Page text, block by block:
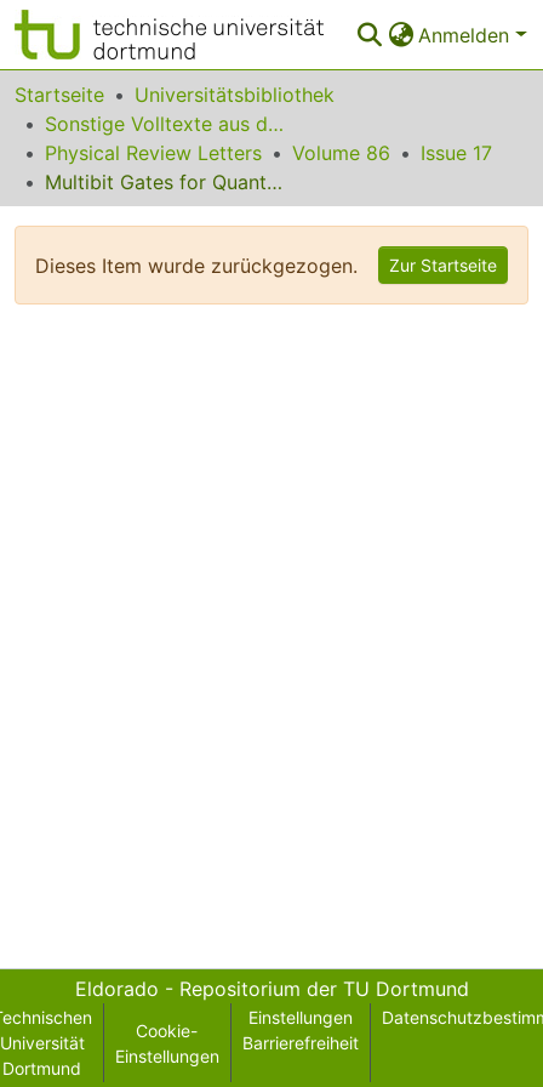
Anmelden
Bereiche & Sammlungen
Das gesamte Repositorium
Statistiken
Startseite
Universitätsbibliothek
Sonstige Volltexte aus dem Bibliotheksangebot
Physical Review Letters
Volume 86
Issue 17
Multibit Gates for Quantum Computing
Dieses Item wurde zurückgezogen. Zur Startseite
Eldorado - Repositorium der TU Dortmund
Universität
Dortmund
Cookie-
Einstellungen
Einstellungen
Barrierefreiheit